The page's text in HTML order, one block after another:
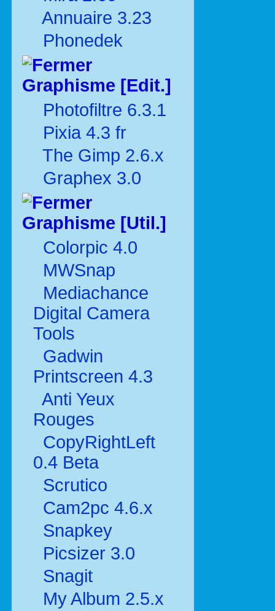
Annuaire 3.23
Phonedek
Graphisme [Edit.]
Photofiltre 6.3.1
Pixia 4.3 fr
The Gimp 2.6.x
Graphex 3.0
Graphisme [Util.]
Colorpic 4.0
MWSnap
Mediachance
Digital Camera
Tools
Gadwin
Printscreen 4.3
Anti Yeux
Rouges
CopyRightLeft
0.4 Beta
Scrutico
Cam2pc 4.6.x
Snapkey
Picsizer 3.0
Snagit
My Album 2.5.x